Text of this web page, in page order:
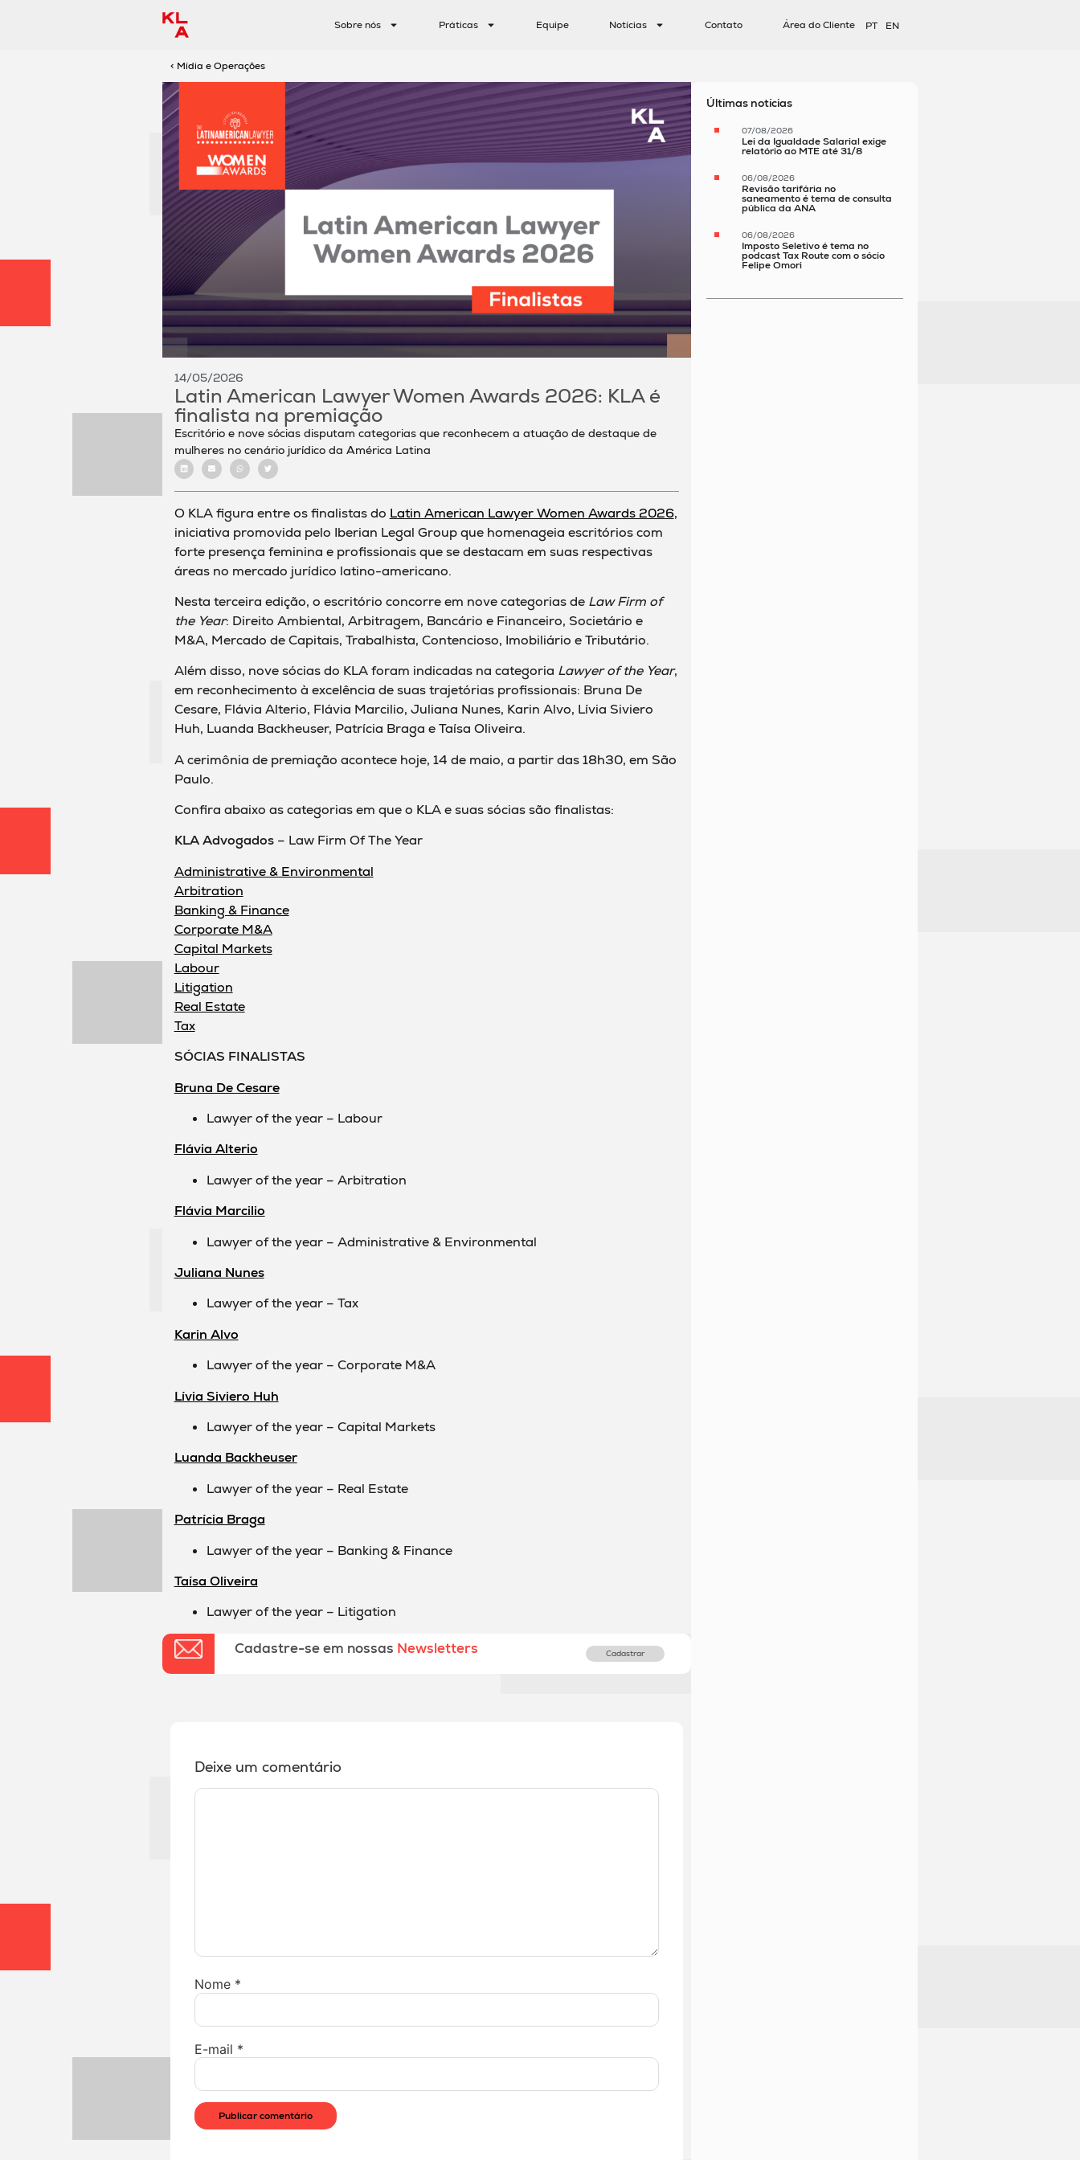
Sobre nós Práticas Equipe Notícias Contato Área do Cliente PT EN
< Mídia e Operações
14/05/2026
Latin American Lawyer Women Awards 2026: KLA é
finalista na premiação
Escritório e nove sócias disputam categorias que reconhecem a atuação de destaque de
mulheres no cenário jurídico da América Latina
O KLA figura entre os finalistas do Latin American Lawyer Women Awards 2026,
iniciativa promovida pelo Iberian Legal Group que homenageia escritórios com
forte presença feminina e profissionais que se destacam em suas respectivas
áreas no mercado jurídico latino-americano.
Nesta terceira edição, o escritório concorre em nove categorias de Law Firm of
the Year: Direito Ambiental, Arbitragem, Bancário e Financeiro, Societário e
M&A, Mercado de Capitais, Trabalhista, Contencioso, Imobiliário e Tributário.
Além disso, nove sócias do KLA foram indicadas na categoria Lawyer of the Year,
em reconhecimento à excelência de suas trajetórias profissionais: Bruna De
Cesare, Flávia Alterio, Flávia Marcilio, Juliana Nunes, Karin Alvo, Lívia Siviero
Huh, Luanda Backheuser, Patrícia Braga e Taísa Oliveira.
A cerimônia de premiação acontece hoje, 14 de maio, a partir das 18h30, em São
Paulo.
Confira abaixo as categorias em que o KLA e suas sócias são finalistas:
KLA Advogados– Law Firm Of The Year
Administrative & Environmental
Arbitration
Banking & Finance
Corporate M&A
Capital Markets
Labour
Litigation
Real Estate
Tax
SÓCIAS FINALISTAS
Bruna De Cesare
Lawyer of the year – Labour
Flávia Alterio
Lawyer of the year – Arbitration
Flávia Marcilio
Lawyer of the year – Administrative & Environmental
Juliana Nunes
Lawyer of the year – Tax
Karin Alvo
Lawyer of the year – Corporate M&A
Lívia Siviero Huh
Lawyer of the year – Capital Markets
Luanda Backheuser
Lawyer of the year – Real Estate
Patrícia Braga
Lawyer of the year – Banking & Finance
Taísa Oliveira
Lawyer of the year – Litigation
Cadastre-se em nossas Newsletters Cadastrar
Deixe um comentário
Nome *
E-mail *
Últimas notícias
07/08/2026
Lei da Igualdade Salarial exige
relatório ao MTE até 31/8
06/08/2026
Revisão tarifária no
saneamento é tema de consulta
pública da ANA
06/08/2026
Imposto Seletivo é tema no
podcast Tax Route com o sócio
Felipe Omori